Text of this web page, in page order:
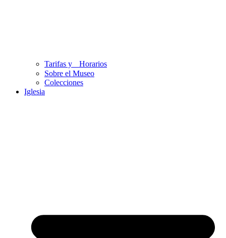
Tarifas y Horarios
Sobre el Museo
Colecciones
Iglesia